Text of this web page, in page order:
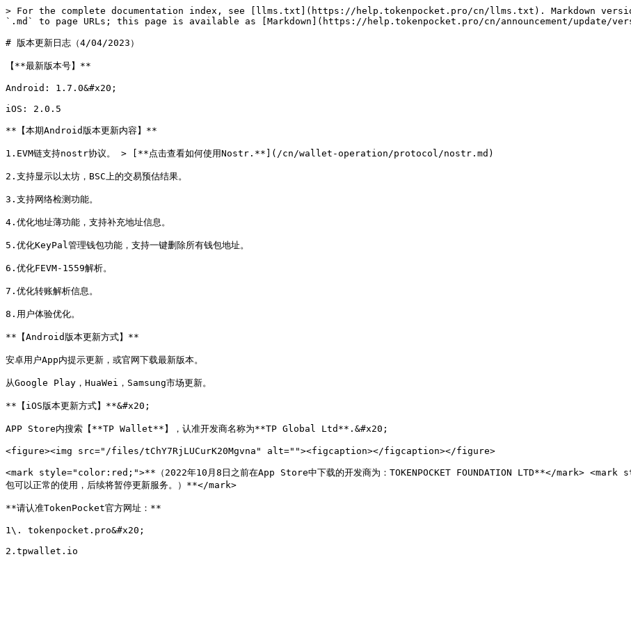
> For the complete documentation index, see [llms.txt](https://help.tokenpocket.pro/cn/llms.txt). Markdown
`.md` to page URLs; this page is available as [Markdown](https://help.tokenpocket.pro/cn/announcement/update/
# 版本更新日志（4/04/2023）
【**最新版本号】**
Android: 1.7.0&#x20;
iOS: 2.0.5
**【本期Android版本更新内容】**
1.EVM链支持nostr协议。 > [**点击查看如何使用Nostr.**](/cn/wallet-operation/protocol/nostr.md)
2.支持显示以太坊，BSC上的交易预估结果。
3.支持网络检测功能。
4.优化地址薄功能，支持补充地址信息。
5.优化KeyPal管理钱包功能，支持一键删除所有钱包地址。
6.优化FEVM-1559解析。
7.优化转账解析信息。
8.用户体验优化。
**【Android版本更新方式】**
安卓用户App内提示更新，或官网下载最新版本。
从Google Play，HuaWei，Samsung市场更新。
**【iOS版本更新方式】**&#x20;
APP Store内搜索【**TP Wallet**】，认准开发商名称为**TP Global Ltd**.&#x20;
<figure><img src="/files/tChY7RjLUCurK20Mgvna" alt=""><figcaption></figcaption></figure>
<mark style="color:red;">**（2022年10月8日之前在App Store中下载的开发商为：TOKENPOCKET FOUNDATION LTD**</mark>
包可以正常的使用，后续将暂停更新服务。）**</mark>
**请认准TokenPocket官方网址：**
1\. tokenpocket.pro&#x20;